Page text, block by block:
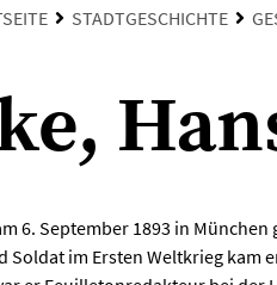
STADTGESCHICHTE
6. September 1893 in
im Ersten Weltkrieg kam